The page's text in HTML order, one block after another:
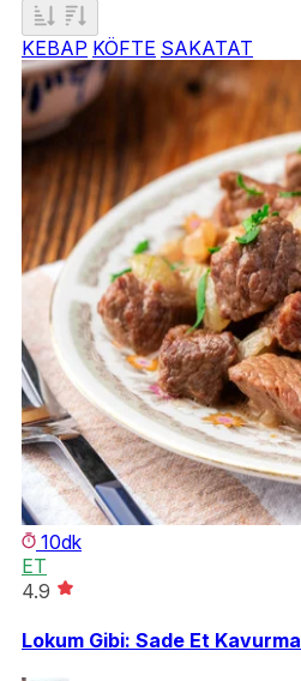
KEBAP KÖFTE SAKATAT
10dk
ET
4.9
Lokum Gibi: Sade Et Kavurma